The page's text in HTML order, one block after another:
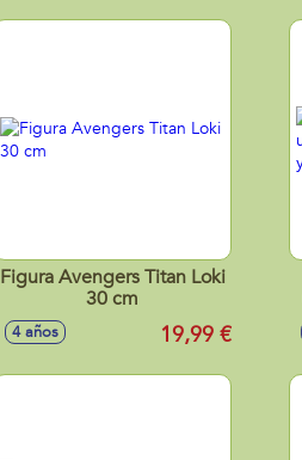
Figura Avengers Titan Loki
30 cm
4 años 19,99 €